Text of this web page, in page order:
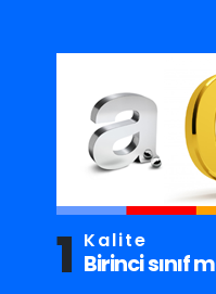
1 Kalite
Birinci sınıf